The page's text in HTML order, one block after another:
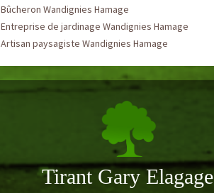
Bûcheron Wandignies Hamage
Entreprise de jardinage Wandignies Hamage
Artisan paysagiste Wandignies Hamage
Tirant Gary Elagage